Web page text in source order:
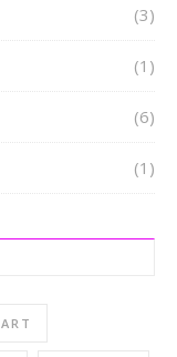
(3)
(1)
(6)
(1)
ART